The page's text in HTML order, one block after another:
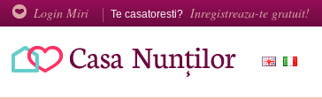
Login Miri Te casatoresti? Inregistreaza-te gratuit!